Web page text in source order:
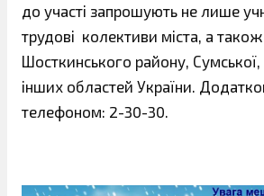
до участі запрошують не лише
трудові колективи міста, а
Шосткинського району, Сумської,
інших областей України.
телефоном: 2-30-30.